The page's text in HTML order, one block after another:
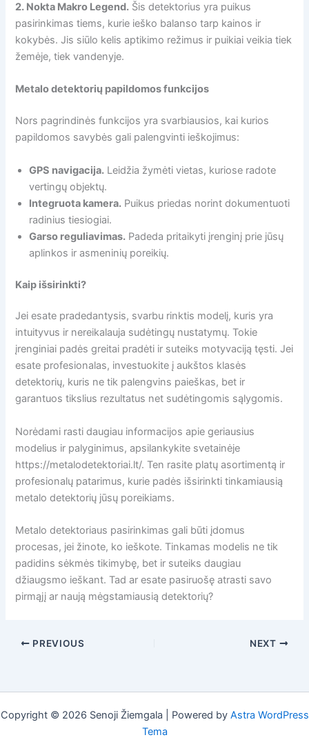
2. Nokta Makro Legend. Šis detektorius yra puikus
pasirinkimas tiems, kurie ieško balanso tarp kainos ir
kokybės. Jis siūlo kelis aptikimo režimus ir puikiai veikia tiek
žemėje, tiek vandenyje.
Metalo detektorių papildomos funkcijos
Nors pagrindinės funkcijos yra svarbiausios, kai kurios
papildomos savybės gali palengvinti ieškojimus:
GPS navigacija. Leidžia žymėti vietas, kuriose radote
vertingų objektų.
Integruota kamera. Puikus priedas norint dokumentuoti
radinius tiesiogiai.
Garso reguliavimas. Padeda pritaikyti įrenginį prie jūsų
aplinkos ir asmeninių poreikių.
Kaip išsirinkti?
Jei esate pradedantysis, svarbu rinktis modelį, kuris yra
intuityvus ir nereikalauja sudėtingų nustatymų. Tokie
įrenginiai padės greitai pradėti ir suteiks motyvaciją tęsti. Jei
esate profesionalas, investuokite į aukštos klasės
detektorių, kuris ne tik palengvins paieškas, bet ir
garantuos tikslius rezultatus net sudėtingomis sąlygomis.
Norėdami rasti daugiau informacijos apie geriausius
modelius ir palyginimus, apsilankykite svetainėje
https://metalodetektoriai.lt/. Ten rasite platų asortimentą ir
profesionalų patarimus, kurie padės išsirinkti tinkamiausią
metalo detektorių jūsų poreikiams.
Metalo detektoriaus pasirinkimas gali būti įdomus
procesas, jei žinote, ko ieškote. Tinkamas modelis ne tik
padidins sėkmės tikimybę, bet ir suteiks daugiau
džiaugsmo ieškant. Tad ar esate pasiruošę atrasti savo
pirmąjį ar naują mėgstamiausią detektorių?
PREVIOUS NEXT
Copyright © 2026 Senoji Žiemgala | Powered by Astra WordPress
Tema